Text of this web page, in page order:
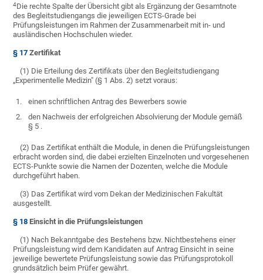
4Die rechte Spalte der Übersicht gibt als Ergänzung der Gesamtnote
des Begleitstudiengangs die jeweiligen ECTS-Grade bei
Prüfungsleistungen im Rahmen der Zusammenarbeit mit in- und
ausländischen Hochschulen wieder.
§ 17 Zertifikat
(1) Die Erteilung des Zertifikats über den Begleitstudiengang
„Experimentelle Medizin" (§ 1 Abs. 2) setzt voraus:
1.
einen schriftlichen Antrag des Bewerbers sowie
2.
den Nachweis der erfolgreichen Absolvierung der Module gemäß
§ 5 .
(2) Das Zertifikat enthält die Module, in denen die Prüfungsleistungen
erbracht worden sind, die dabei erzielten Einzelnoten und vorgesehenen
ECTS-Punkte sowie die Namen der Dozenten, welche die Module
durchgeführt haben.
(3) Das Zertifikat wird vom Dekan der Medizinischen Fakultät
ausgestellt.
§ 18 Einsicht in die Prüfungsleistungen
(1) Nach Bekanntgabe des Bestehens bzw. Nichtbestehens einer
Prüfungsleistung wird dem Kandidaten auf Antrag Einsicht in seine
jeweilige bewertete Prüfungsleistung sowie das Prüfungsprotokoll
grundsätzlich beim Prüfer gewährt.